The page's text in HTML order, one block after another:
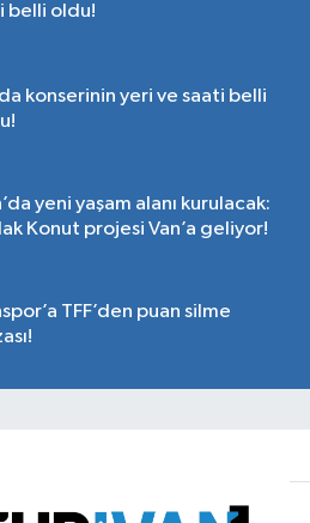
belli oldu!
konserinin yeri ve saati belli
yeni yaşam alanı kurulacak:
Konut projesi Van’a geliyor!
TFF’den puan silme